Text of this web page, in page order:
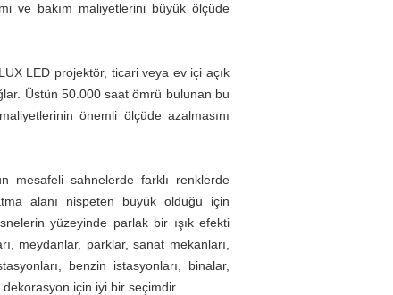
ve bakım maliyetlerini büyük ölçüde
LED projektör, ticari veya ev içi açık
Üstün 50.000 saat ömrü bulunan bu
önemli ölçüde azalmasını
mesafeli sahnelerde farklı renklerde
alanı nispeten büyük olduğu için
yüzeyinde parlak bir ışık efekti
meydanlar, parklar, sanat mekanları,
benzin istasyonları, binalar,
için iyi bir seçimdir. .